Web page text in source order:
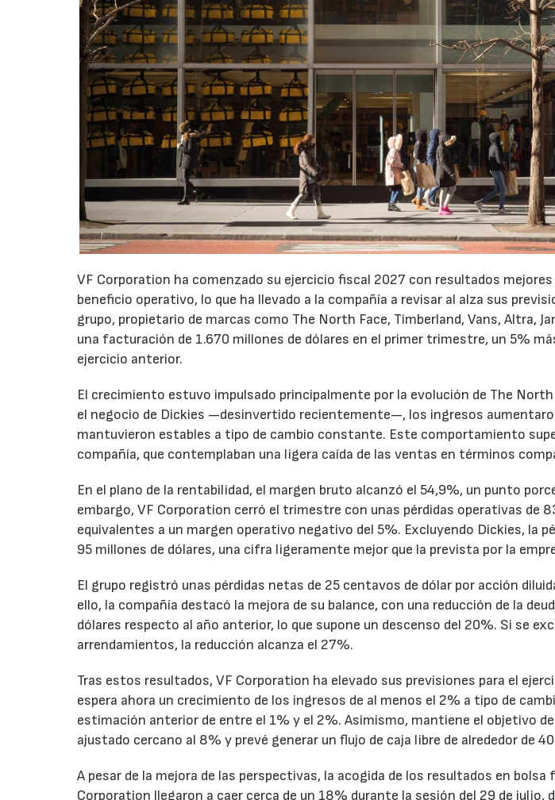
VF Corporation ha comenzado su ejercicio fiscal 2027 con resultados
beneficio operativo, lo que ha llevado a la compañía a revisar al alza sus
grupo, propietario de marcas como The North Face, Timberland, Vans, Altra,
una facturación de 1.670 millones de dólares en el primer trimestre, un 5%
ejercicio anterior.
El crecimiento estuvo impulsado principalmente por la evolución de The
el negocio de Dickies —desinvertido recientemente—, los ingresos
mantuvieron estables a tipo de cambio constante. Este comportamiento
compañía, que contemplaban una ligera caída de las ventas en términos
En el plano de la rentabilidad, el margen bruto alcanzó el 54,9%, un punto
embargo, VF Corporation cerró el trimestre con unas pérdidas operativas de
equivalentes a un margen operativo negativo del 5%. Excluyendo Dickies, la
95 millones de dólares, una cifra ligeramente mejor que la prevista por la
El grupo registró unas pérdidas netas de 25 centavos de dólar por acción
ello, la compañía destacó la mejora de su balance, con una reducción de la
dólares respecto al año anterior, lo que supone un descenso del 20%. Si se
arrendamientos, la reducción alcanza el 27%.
Tras estos resultados, VF Corporation ha elevado sus previsiones para el
espera ahora un crecimiento de los ingresos de al menos el 2% a tipo de
estimación anterior de entre el 1% y el 2%. Asimismo, mantiene el objetivo
ajustado cercano al 8% y prevé generar un flujo de caja libre de alrededor de
A pesar de la mejora de las perspectivas, la acogida de los resultados en
Corporation llegaron a caer cerca de un 18% durante la sesión del 29 de julio,